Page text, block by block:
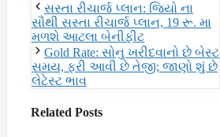
સસ્તા રીચાર્જ પ્લાન: જિયો ના
સૌથી સસ્તા રીચાર્જ પ્લાન, 19 રૂ. મા
મળશે આટલા બેનીફીટ
Gold Rate: સોનુ ખરીદવાનો છે બેસ્ટ
સમય, ફરી આવી છે તેજી; જાણો શું છે
લેટેસ્ટ ભાવ
Related Posts